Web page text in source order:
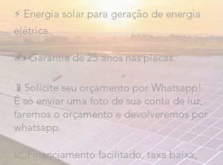
⚡ Energia solar para geração de energia
elétrica.
✍️ Garantia de 25 anos nas placas.
📱Solicite seu orçamento por Whatsapp!
É só enviar uma foto de sua conta de luz,
faremos o orçamento e devolveremos por
whatsapp.
📈 Financiamento facilitado, taxa baixa,